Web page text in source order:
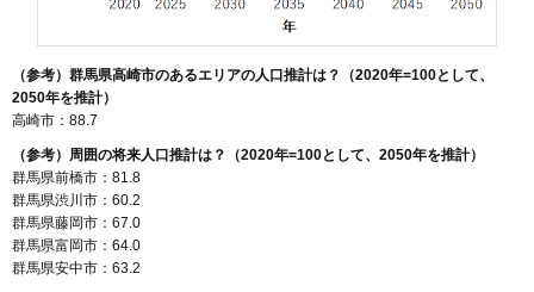
5.2万円
145 木部町 5.2万円 701万円 -1.5%
146 箕郷町和田山 4.9万円 672万円 -2.1%
147
148 寺尾町 4.7万円 465万円
149
150 中大類町
151
（参考）群馬県高崎市のあるエリアの人口推計は？（2020年=100として、
2050年を推計）
高崎市：88.7
（参考）周囲の将来人口推計は？（2020年=100として、2050年を推計）
群馬県前橋市：81.8
群馬県渋川市：60.2
群馬県藤岡市：67.0
群馬県富岡市：64.0
群馬県安中市：63.2